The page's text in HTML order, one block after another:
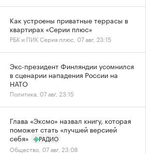
Как устроены приватные террасы в
квартирах «Серии плюс»
РБК и ПИК Серия плюс, 07 авг, 23:15
Экс-президент Финляндии усомнился
в сценарии нападения России на
НАТО
Политика, 07 авг, 23:15
Глава «Эксмо» назвал книгу, которая
поможет стать «лучшей версией
себя»
РАДИО
Общество, 07 авг, 23:08